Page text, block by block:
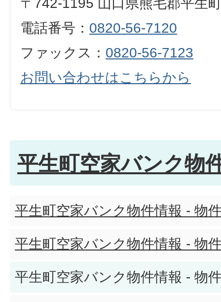
〒742-1195 山口県熊毛郡平生
電話番号： 0820-56-7120
ファックス： 0820-56-7123
お問い合わせはこちらから
平生町空家バンク物
平生町空家バンク物件情報 - 物
平生町空家バンク物件情報 - 物
平生町空家バンク物件情報 - 物